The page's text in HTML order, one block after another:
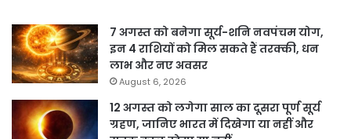
7 अगस्त को बनेगा सूर्य-शनि नवपंचम योग,
इन 4 राशियों को मिल सकते हैं तरक्की, धन
लाभ और नए अवसर
August 6, 2026
12 अगस्त को लगेगा साल का दूसरा पूर्ण सूर्य
ग्रहण, जानिए भारत में दिखेगा या नहीं और